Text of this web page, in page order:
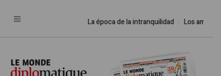
La época de la intranquilidad Los amos del